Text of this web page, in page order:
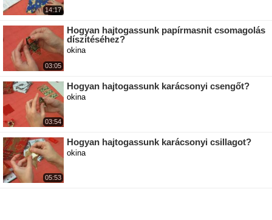
14:17
03:05
Hogyan hajtogassunk papírmasnit csomagolás
díszítéséhez?
okina
03:54
Hogyan hajtogassunk karácsonyi csengőt?
okina
05:53
Hogyan hajtogassunk karácsonyi csillagot?
okina